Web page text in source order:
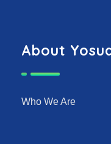
About
Who We Are